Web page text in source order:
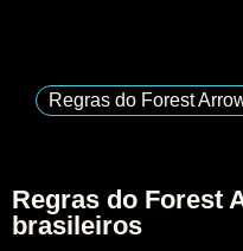
Regras do Forest
Regras do Forest
brasileiros